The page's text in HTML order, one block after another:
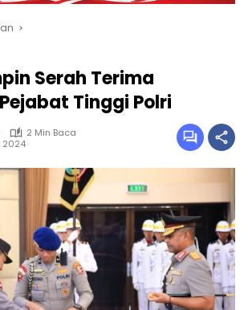
Serah Terima
Tinggi Polri
2 Min Baca
2024